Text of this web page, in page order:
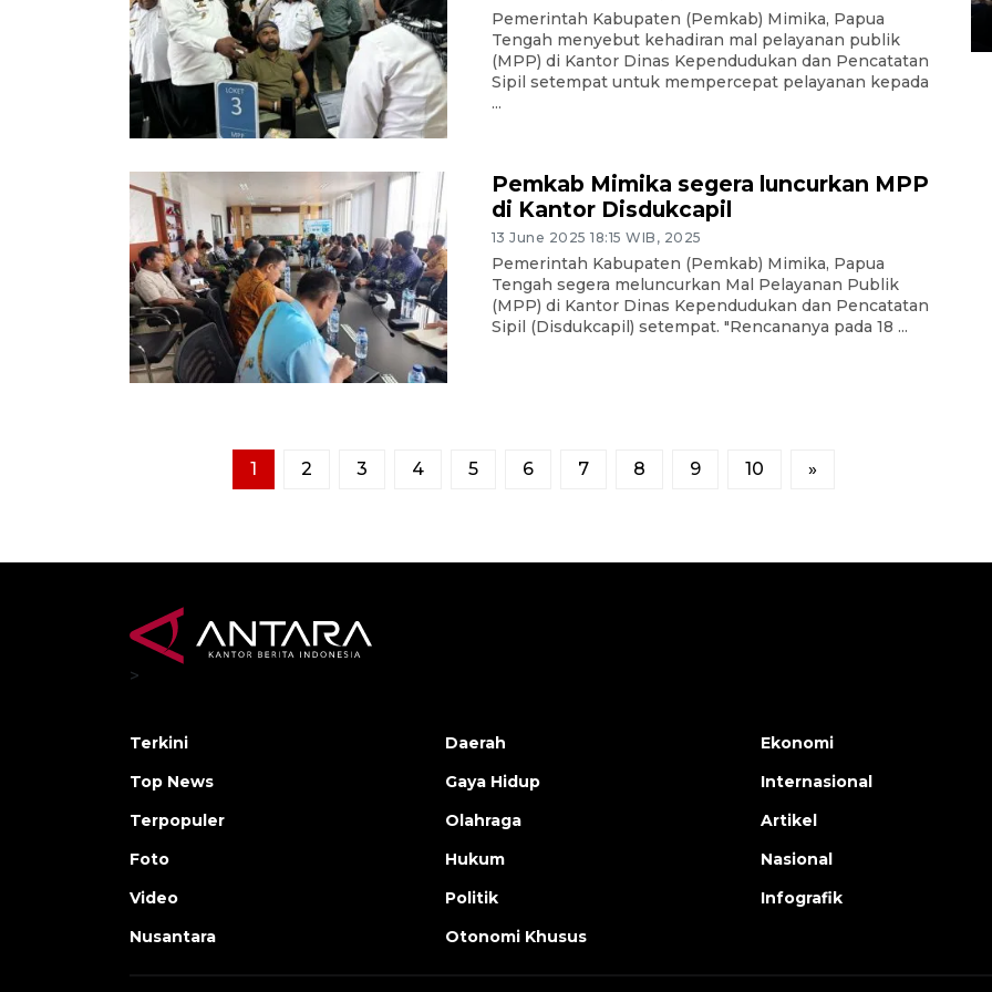
Pemerintah Kabupaten (Pemkab) Mimika, Papua
Tengah menyebut kehadiran mal pelayanan publik
(MPP) di Kantor Dinas Kependudukan dan Pencatatan
Sipil setempat untuk mempercepat pelayanan kepada
...
Pemkab Mimika segera luncurkan MPP
di Kantor Disdukcapil
13 June 2025 18:15 WIB, 2025
Pemerintah Kabupaten (Pemkab) Mimika, Papua
Tengah segera meluncurkan Mal Pelayanan Publik
(MPP) di Kantor Dinas Kependudukan dan Pencatatan
Sipil (Disdukcapil) setempat. "Rencananya pada 18 ...
1 2 3 4 5 6 7 8 9 10 »
14 March 2022 15:11 WIB, 2022
>
Terkini
Top News
Terpopuler
Foto
Video
Nusantara
Daerah
Gaya Hidup
Olahraga
Hukum
Politik
Otonomi Khusus
Ekonomi
Internasional
Artikel
Nasional
Infografik